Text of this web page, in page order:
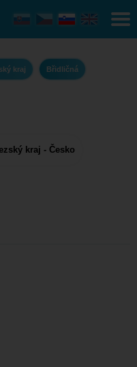
kraj Břidličná
kraj - Česko